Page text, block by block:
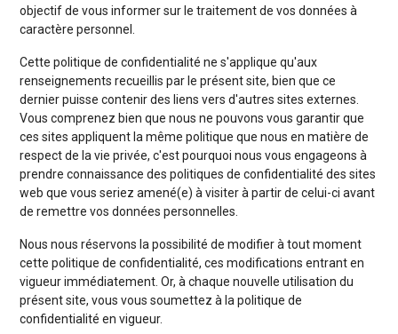
objectif de vous informer sur le traitement de vos données à
caractère personnel.
Cette politique de confidentialité ne s'applique qu'aux
renseignements recueillis par le présent site, bien que ce
dernier puisse contenir des liens vers d'autres sites externes.
Vous comprenez bien que nous ne pouvons vous garantir que
ces sites appliquent la même politique que nous en matière de
respect de la vie privée, c'est pourquoi nous vous engageons à
prendre connaissance des politiques de confidentialité des sites
web que vous seriez amené(e) à visiter à partir de celui-ci avant
de remettre vos données personnelles.
Nous nous réservons la possibilité de modifier à tout moment
cette politique de confidentialité, ces modifications entrant en
vigueur immédiatement. Or, à chaque nouvelle utilisation du
présent site, vous vous soumettez à la politique de
confidentialité en vigueur.